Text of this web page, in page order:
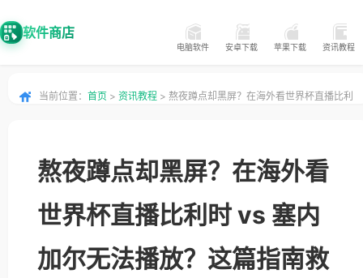
软件商店
电脑软件 安卓下载 苹果下载 资讯教程
当前位置： 首页 > 资讯教程 > 熬夜蹲点却黑屏？在海外看世界杯直播比利
熬夜蹲点却黑屏？在海外看
世界杯直播比利时 vs 塞内
加尔无法播放？这篇指南救